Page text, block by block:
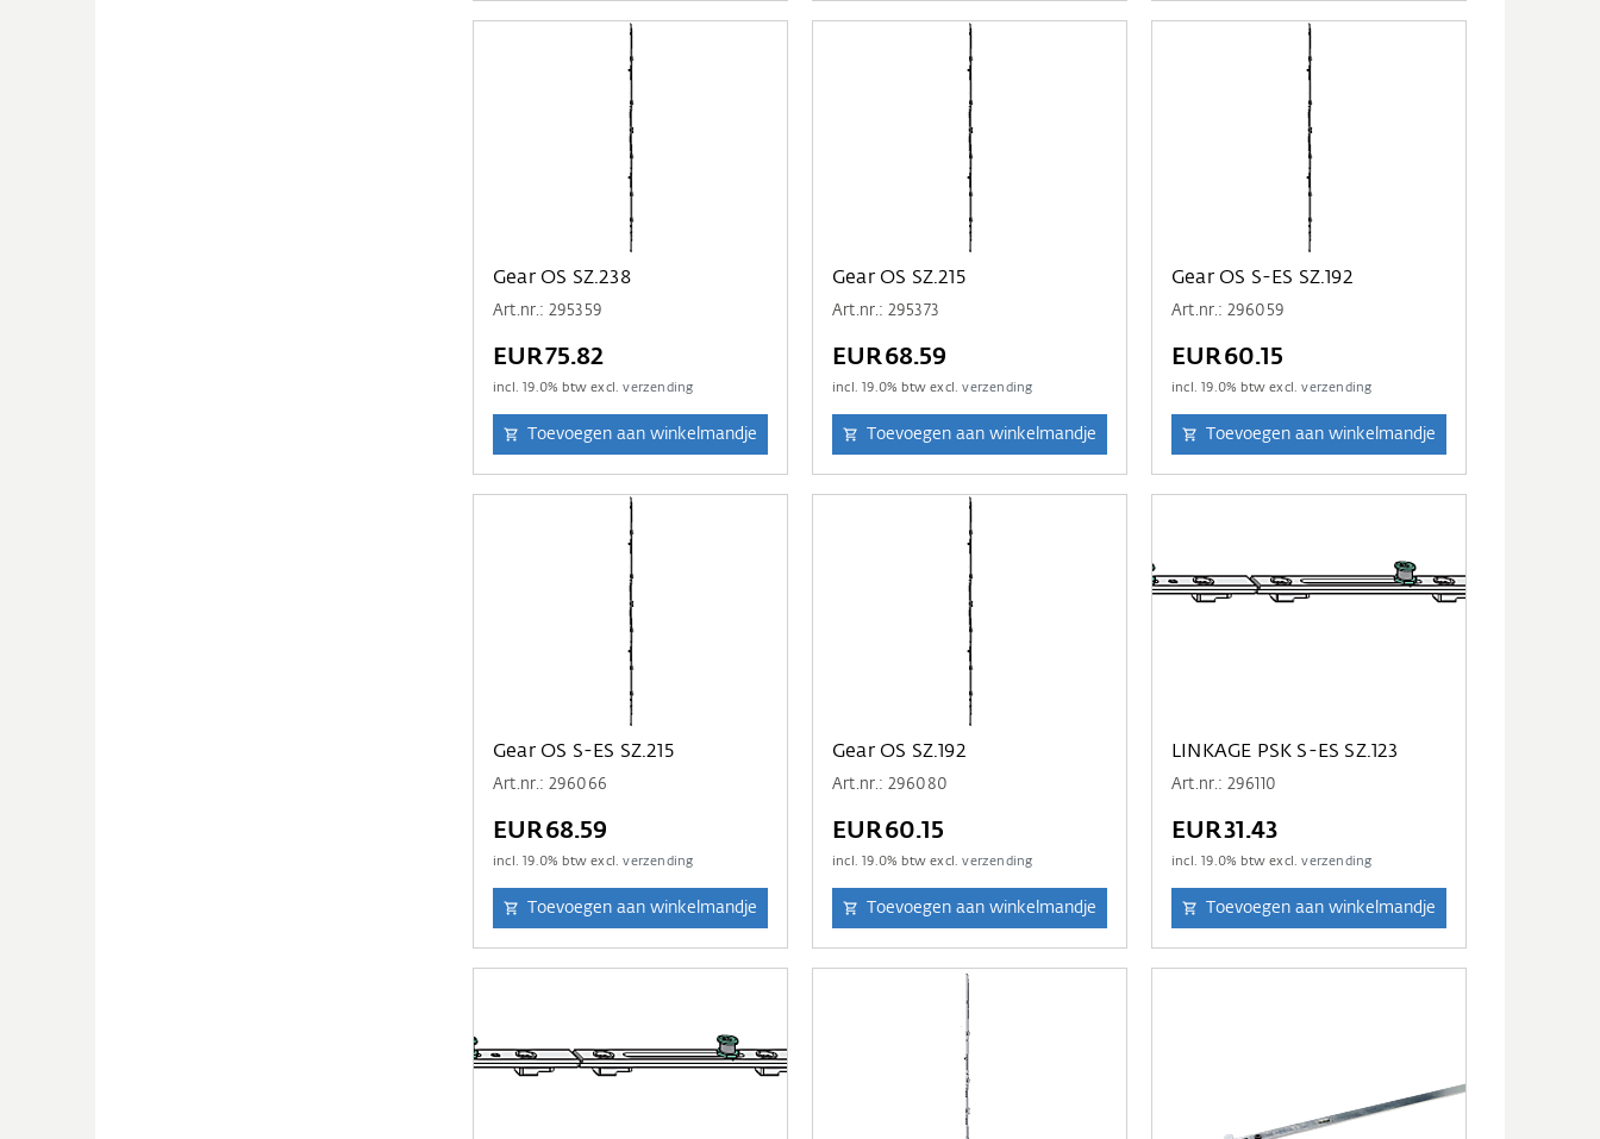
Gear OS SZ.238
Art.nr.: 295359
EUR75.82
incl.19.0% btw excl.verzending
Toevoegen aan winkelmandje
Gear OS SZ.215
Art.nr.: 295373
EUR68.59
incl.19.0% btw excl.verzending
Toevoegen aan winkelmandje
Gear OS S-ES SZ.192
Art.nr.: 296059
EUR60.15
incl.19.0% btw excl.verzending
Toevoegen aan winkelmandje
Gear OS S-ES SZ.215
Art.nr.: 296066
EUR68.59
incl.19.0% btw excl.verzending
Toevoegen aan winkelmandje
Gear OS SZ.192
Art.nr.: 296080
EUR60.15
incl.19.0% btw excl.verzending
Toevoegen aan winkelmandje
LINKAGE PSK S-ES SZ.123
Art.nr.: 296110
EUR31.43
incl.19.0% btw excl.verzending
Toevoegen aan winkelmandje